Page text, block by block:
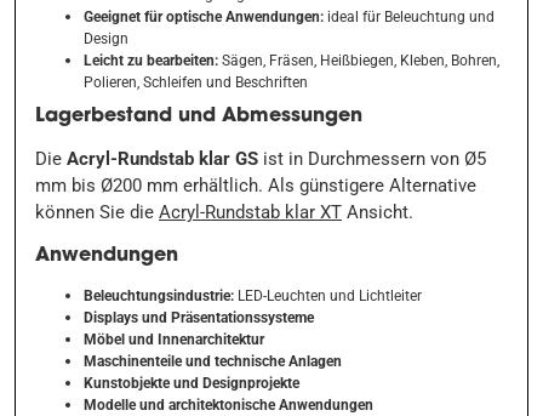
Geeignet für optische Anwendungen: ideal für Beleuchtung und
Design
Leicht zu bearbeiten:Sägen, Fräsen, Heißbiegen, Kleben, Bohren,
Polieren, Schleifen und Beschriften
Lagerbestand und Abmessungen
Die Acryl-Rundstab klar GS ist in Durchmessern von Ø5
mm bis Ø200 mm erhältlich. Als günstigere Alternative
können Sie die Acryl-Rundstab klar XT Ansicht.
Anwendungen
Beleuchtungsindustrie: LED-Leuchten und Lichtleiter
Displays und Präsentationssysteme
Möbel und Innenarchitektur
Maschinenteile und technische Anlagen
Kunstobjekte und Designprojekte
Modelle und architektonische Anwendungen